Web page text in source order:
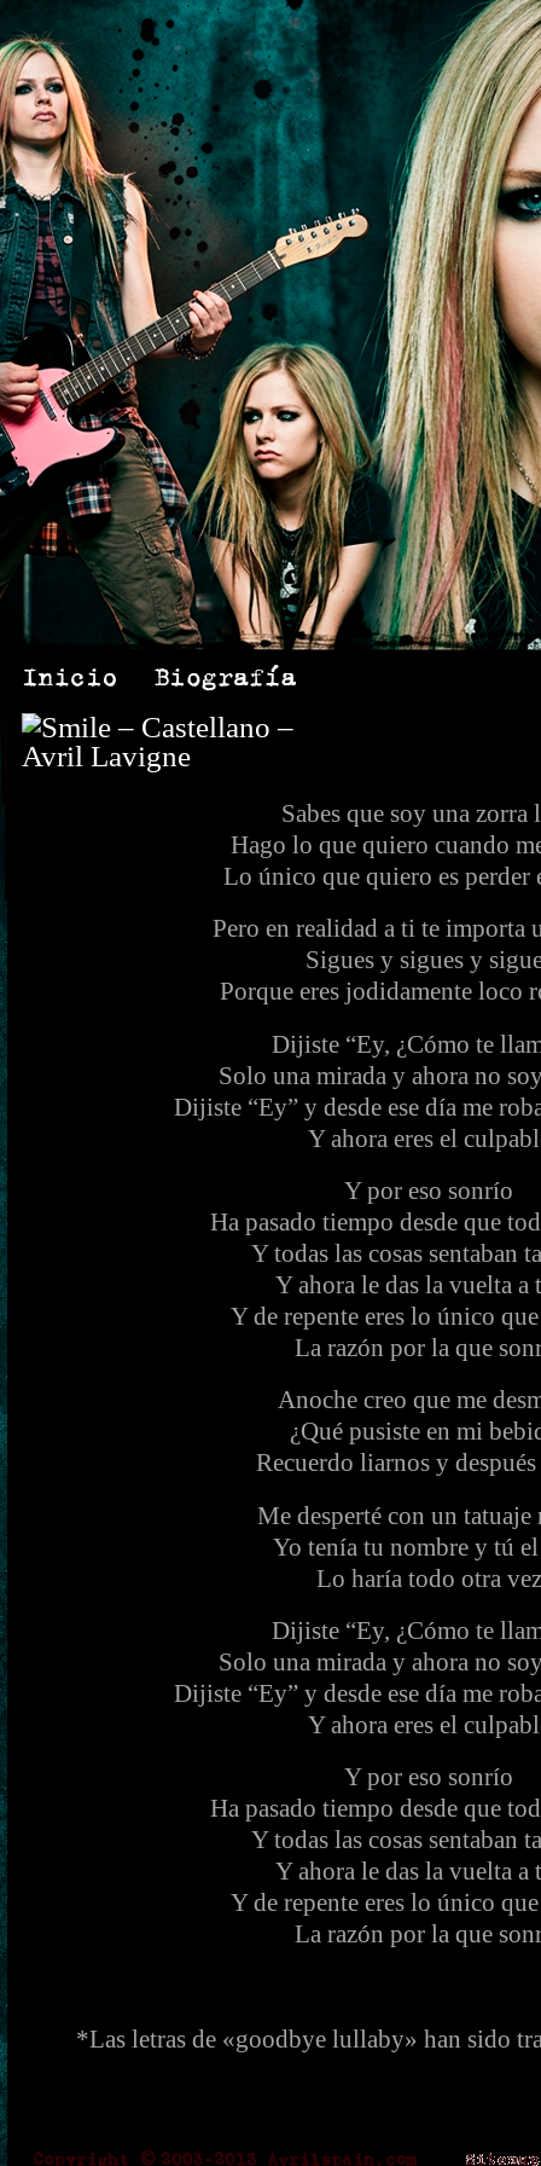
Sabes que soy una zorra
Hago lo que quiero cuando
Lo único que quiero es perder
Pero en realidad a ti te importa
Sigues y sigues y
Porque eres jodidamente loco
Dijiste “Ey, ¿Cómo te
Solo una mirada y ahora no
Dijiste “Ey” y desde ese día me
Y ahora eres el
Y por eso sonrío
Ha pasado tiempo desde que
Y todas las cosas sentaban
Y ahora le das la vuelta a
Y de repente eres lo único
La razón por la que
Anoche creo que me
¿Qué pusiste en mi
Recuerdo liarnos y
Me desperté con un tatuaje
Yo tenía tu nombre y tú
Lo haría todo otra vez
Dijiste “Ey, ¿Cómo te
Solo una mirada y ahora no
Dijiste “Ey” y desde ese día me
Y ahora eres el
Y por eso sonrío
Ha pasado tiempo desde que
Y todas las cosas sentaban
Y ahora le das la vuelta a
Y de repente eres lo único
La razón por la que
*Las letras de «goodbye lullaby» han sido